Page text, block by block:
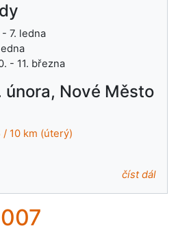
- 7. ledna
- 11. března
února, Nové Město
10 km (úterý)
číst dál